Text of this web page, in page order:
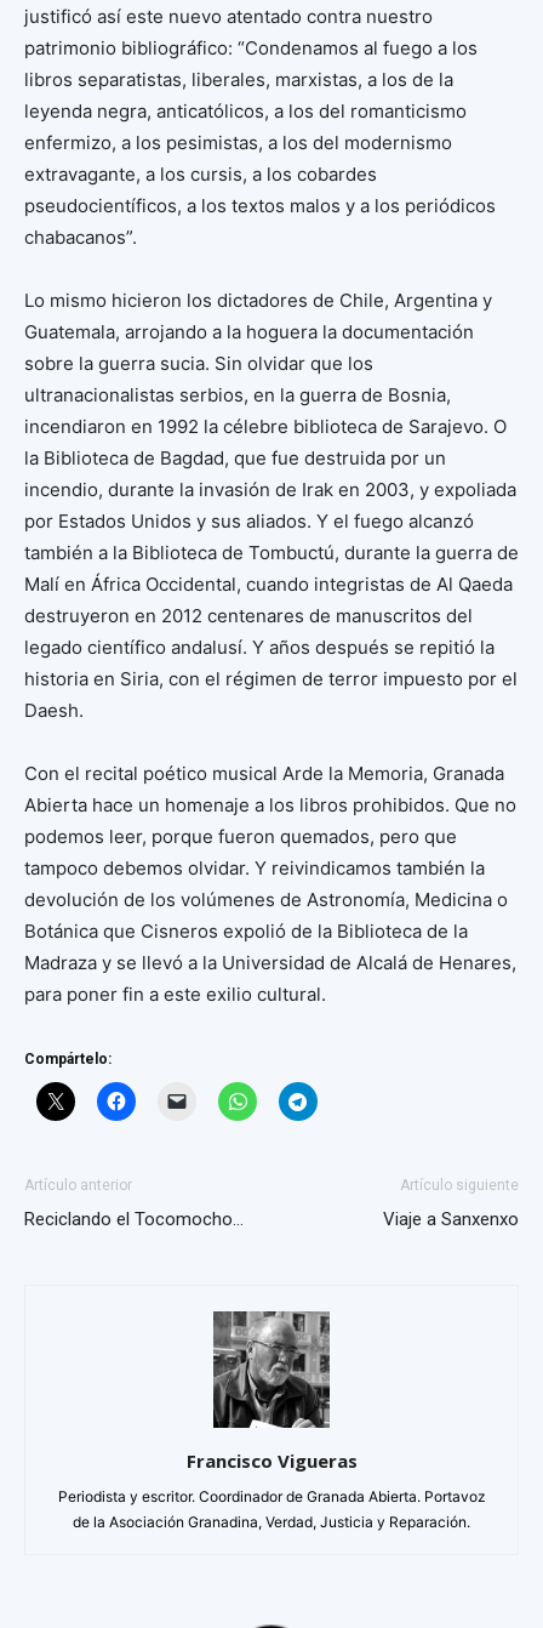
justificó así este nuevo atentado contra nuestro
patrimonio bibliográfico: “Condenamos al fuego a los
libros separatistas, liberales, marxistas, a los de la
leyenda negra, anticatólicos, a los del romanticismo
enfermizo, a los pesimistas, a los del modernismo
extravagante, a los cursis, a los cobardes
pseudocientíficos, a los textos malos y a los periódicos
chabacanos”.
Lo mismo hicieron los dictadores de Chile, Argentina y
Guatemala, arrojando a la hoguera la documentación
sobre la guerra sucia. Sin olvidar que los
ultranacionalistas serbios, en la guerra de Bosnia,
incendiaron en 1992 la célebre biblioteca de Sarajevo. O
la Biblioteca de Bagdad, que fue destruida por un
incendio, durante la invasión de Irak en 2003, y expoliada
por Estados Unidos y sus aliados. Y el fuego alcanzó
también a la Biblioteca de Tombuctú, durante la guerra de
Malí en África Occidental, cuando integristas de Al Qaeda
destruyeron en 2012 centenares de manuscritos del
legado científico andalusí. Y años después se repitió la
historia en Siria, con el régimen de terror impuesto por el
Daesh.
Con el recital poético musical Arde la Memoria, Granada
Abierta hace un homenaje a los libros prohibidos. Que no
podemos leer, porque fueron quemados, pero que
tampoco debemos olvidar. Y reivindicamos también la
devolución de los volúmenes de Astronomía, Medicina o
Botánica que Cisneros expolió de la Biblioteca de la
Madraza y se llevó a la Universidad de Alcalá de Henares,
para poner fin a este exilio cultural.
Compártelo:
Artículo anterior
Reciclando el Tocomocho…
Artículo siguiente
Viaje a Sanxenxo
Francisco Vigueras
Periodista y escritor. Coordinador de Granada Abierta. Portavoz
de la Asociación Granadina, Verdad, Justicia y Reparación.